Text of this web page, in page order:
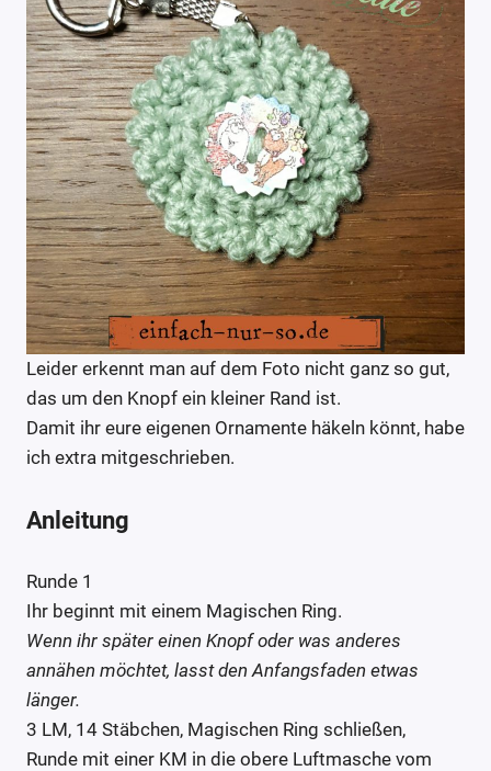
Leider erkennt man auf dem Foto nicht ganz so gut,
das um den Knopf ein kleiner Rand ist.
Damit ihr eure eigenen Ornamente häkeln könnt, habe
ich extra mitgeschrieben.
Anleitung
Runde 1
Ihr beginnt mit einem Magischen Ring.
Wenn ihr später einen Knopf oder was anderes
annähen möchtet, lasst den Anfangsfaden etwas
länger.
3 LM, 14 Stäbchen, Magischen Ring schließen,
Runde mit einer KM in die obere Luftmasche vom